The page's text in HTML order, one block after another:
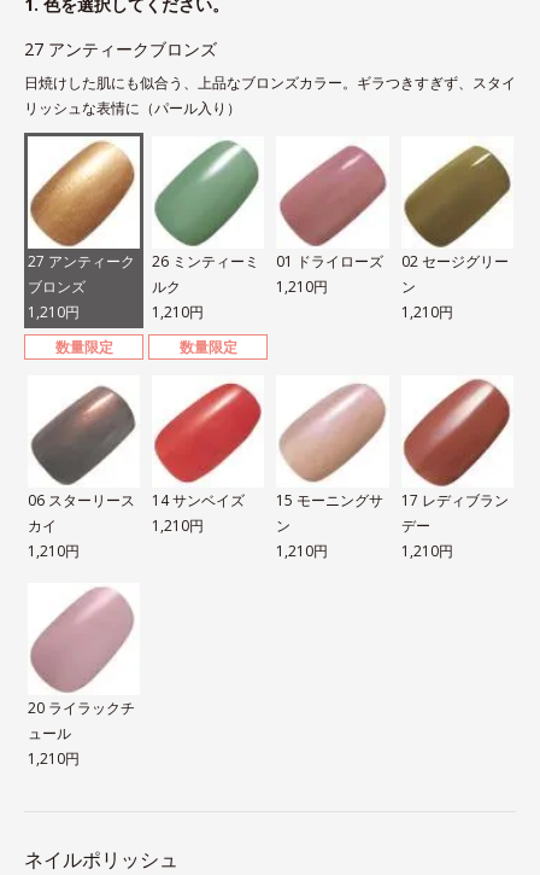
27 アンティークブロンズ
日焼けした肌にも似合う、上品なブロンズカラー。ギラつきすぎず、スタイ
リッシュな表情に（パール入り）
27 アンティーク
ブロンズ
1,210円
数量限定
26 ミンティーミ
ルク
1,210円
数量限定
01 ドライローズ
1,210円
02 セージグリー
ン
1,210円
06 スターリース
カイ
1,210円
14 サンベイズ
1,210円
15 モーニングサ
ン
1,210円
17 レディブラン
デー
1,210円
20 ライラックチ
ュール
1,210円
ネイルポリッシュ